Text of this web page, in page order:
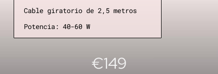
Cable giratorio de 2,5 metros
Potencia: 40-60 W
€149